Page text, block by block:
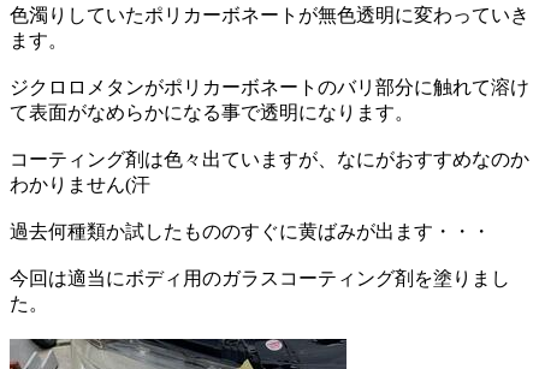
色濁りしていたポリカーボネートが無色透明に変わっていき
ます。
ジクロロメタンがポリカーボネートのバリ部分に触れて溶け
て表面がなめらかになる事で透明になります。
コーティング剤は色々出ていますが、なにがおすすめなのか
わかりません(汗
過去何種類か試したもののすぐに黄ばみが出ます・・・
今回は適当にボディ用のガラスコーティング剤を塗りまし
た。